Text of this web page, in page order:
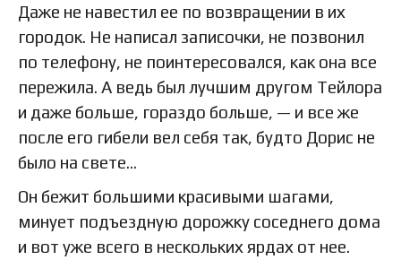
Даже не навестил ее по возвращении в их
городок. Не написал записочки, не позвонил
по телефону, не поинтересовался, как она все
пережила. А ведь был лучшим другом Тейлора
и даже больше, гораздо больше, — и все же
после его гибели вел себя так, будто Дорис не
было на свете…
Он бежит большими красивыми шагами,
минует подъездную дорожку соседнего дома
и вот уже всего в нескольких ярдах от нее.